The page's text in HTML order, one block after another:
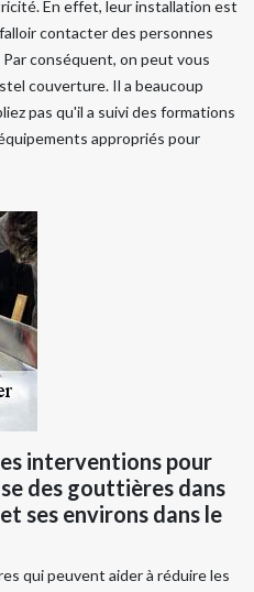
En effet, leur installation est
contacter des personnes
conséquent, on peut vous
couverture. Il a beaucoup
pas qu'il a suivi des formations
appropriés pour
interventions pour
des gouttières dans
ses environs dans le
qui peuvent aider à réduire les